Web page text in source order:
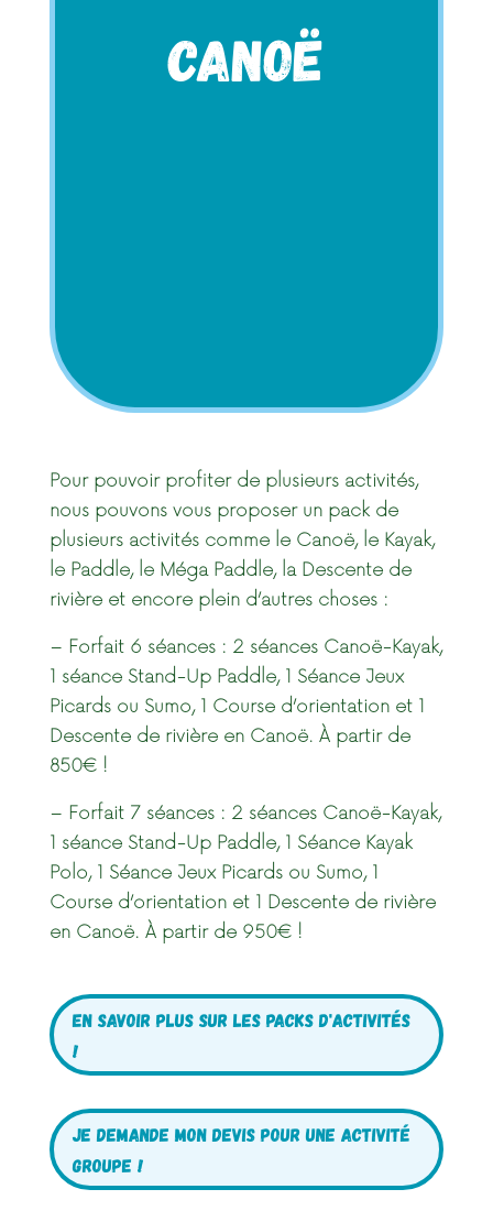
CANOË
avec nos animations avec un
animateur sportif diplomê qui
Pour pouvoir profiter de plusieurs activités,
nous pouvons vous proposer un pack de
plusieurs activités comme le Canoë, le Kayak,
le Paddle, le Méga Paddle, la Descente de
rivière et encore plein d’autres choses :
– Forfait 6 séances : 2 séances Canoë-Kayak,
1 séance Stand-Up Paddle, 1 Séance Jeux
Picards ou Sumo, 1 Course d’orientation et 1
Descente de rivière en Canoë. À partir de
850€ !
– Forfait 7 séances : 2 séances Canoë-Kayak,
1 séance Stand-Up Paddle, 1 Séance Kayak
Polo, 1 Séance Jeux Picards ou Sumo, 1
Course d’orientation et 1 Descente de rivière
en Canoë. Àpartir de 950€ !
EN SAVOIR PLUS SUR LES PACKS D'ACTIVITéS
!
Je demande mon devis pour une activité
groupe !